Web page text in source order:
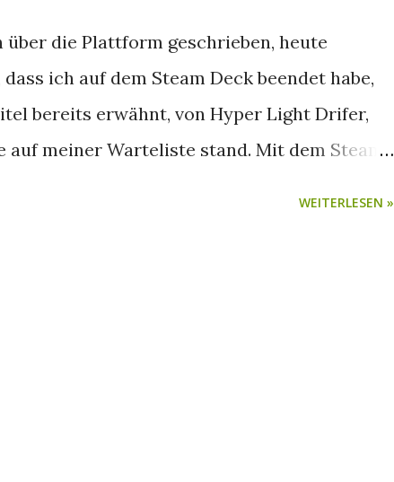
die Plattform geschrieben, heute
ich auf dem Steam Deck beendet habe,
bereits erwähnt, von Hyper Light Drifer,
auf meiner Warteliste stand. Mit dem Steam
WEITERLESEN »